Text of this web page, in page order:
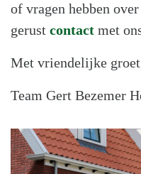
of vragen hebben
gerust contact met
Met vriendelijke
Team Gert Bezemer